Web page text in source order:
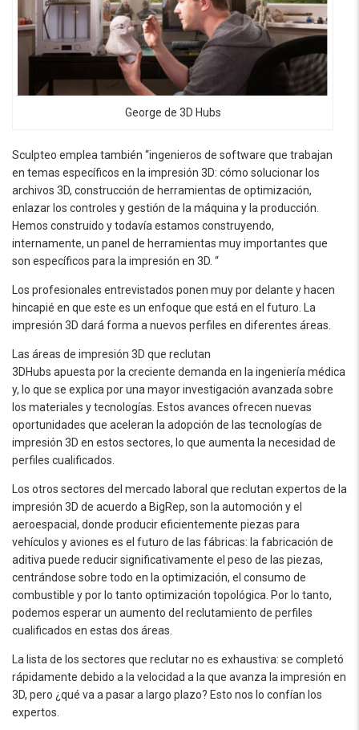
George de 3D Hubs
Sculpteo emplea también “ingenieros de software que trabajan
en temas específicos en la impresión 3D: cómo solucionar los
archivos 3D, construcción de herramientas de optimización,
enlazar los controles y gestión de la máquina y la producción.
Hemos construido y todavía estamos construyendo,
internamente, un panel de herramientas muy importantes que
son específicos para la impresión en 3D. “
Los profesionales entrevistados ponen muy por delante y hacen
hincapié en que este es un enfoque que está en el futuro. La
impresión 3D dará forma a nuevos perfiles en diferentes áreas.
Las áreas de impresión 3D que reclutan
3DHubs apuesta por la creciente demanda en la ingeniería médica
y, lo que se explica por una mayor investigación avanzada sobre
los materiales y tecnologías. Estos avances ofrecen nuevas
oportunidades que aceleran la adopción de las tecnologías de
impresión 3D en estos sectores, lo que aumenta la necesidad de
perfiles cualificados.
Los otros sectores del mercado laboral que reclutan expertos de la
impresión 3D de acuerdo a BigRep, son la automoción y el
aeroespacial, donde producir eficientemente piezas para
vehículos y aviones es el futuro de las fábricas: la fabricación de
aditiva puede reducir significativamente el peso de las piezas,
centrándose sobre todo en la optimización, el consumo de
combustible y por lo tanto optimización topológica. Por lo tanto,
podemos esperar un aumento del reclutamiento de perfiles
cualificados en estas dos áreas.
La lista de los sectores que reclutar no es exhaustiva: se completó
rápidamente debido a la velocidad a la que avanza la impresión en
3D, pero ¿qué va a pasar a largo plazo? Esto nos lo confían los
expertos.